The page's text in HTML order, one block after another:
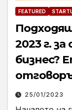
FEATURED
2023 г.
бизнес?
25/01/2023